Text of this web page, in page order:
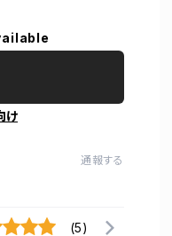
け
通報する
(5)